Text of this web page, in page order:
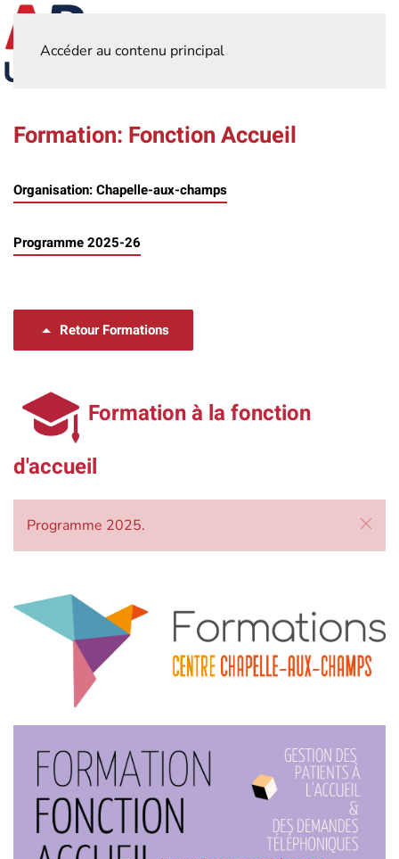
Accéder au contenu principal
Formation: Fonction Accueil
Organisation: Chapelle-aux-champs
Programme 2025-26
Retour Formations
Formation à la fonction
d'accueil
Programme 2025.